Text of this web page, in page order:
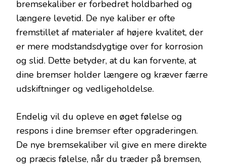
bremsekaliber er forbedret holdbarhed og
længere levetid. De nye kaliber er ofte
fremstillet af materialer af højere kvalitet, der
er mere modstandsdygtige over for korrosion
og slid. Dette betyder, at du kan forvente, at
dine bremser holder længere og kræver færre
udskiftninger og vedligeholdelse.
Endelig vil du opleve en øget følelse og
respons i dine bremser efter opgraderingen.
De nye bremsekaliber vil give en mere direkte
og præcis følelse, når du træder på bremsen,